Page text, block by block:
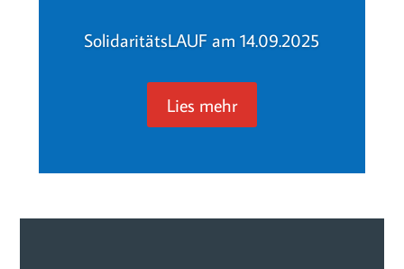
SolidaritätsLAUF am 14.09.2025
Lies mehr